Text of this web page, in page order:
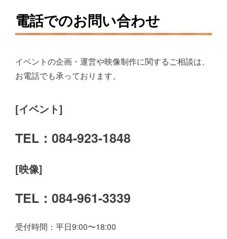
電話でのお問い合わせ
イベントの企画・運営や映像制作に関するご相談は、
お電話でも承っております。
[イベント]
TEL：084-923-1848
[映像]
TEL：084-961-3339
受付時間：平日9:00〜18:00